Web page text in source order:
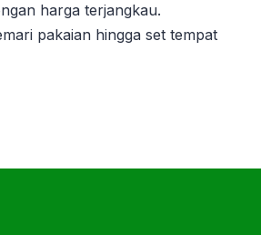
harga terjangkau.
pakaian hingga set tempat